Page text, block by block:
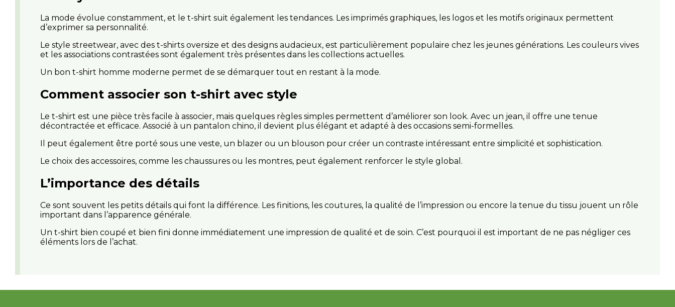
La mode évolue constamment, et le t-shirt suit également les tendances. Les imprimés graphiques, les logos et les motifs originaux permettent
d’exprimer sa personnalité.
Le style streetwear, avec des t-shirts oversize et des designs audacieux, est particulièrement populaire chez les jeunes générations. Les couleurs vives
et les associations contrastées sont également très présentes dans les collections actuelles.
Un bon t-shirt homme moderne permet de se démarquer tout en restant à la mode.
Comment associer son t-shirt avec style
Le t-shirt est une pièce très facile à associer, mais quelques règles simples permettent d’améliorer son look. Avec un jean, il offre une tenue
décontractée et efficace. Associé à un pantalon chino, il devient plus élégant et adapté à des occasions semi-formelles.
Il peut également être porté sous une veste, un blazer ou un blouson pour créer un contraste intéressant entre simplicité et sophistication.
Le choix des accessoires, comme les chaussures ou les montres, peut également renforcer le style global.
L’importance des détails
Ce sont souvent les petits détails qui font la différence. Les finitions, les coutures, la qualité de l’impression ou encore la tenue du tissu jouent un rôle
important dans l’apparence générale.
Un t-shirt bien coupé et bien fini donne immédiatement une impression de qualité et de soin. C’est pourquoi il est important de ne pas négliger ces
éléments lors de l’achat.